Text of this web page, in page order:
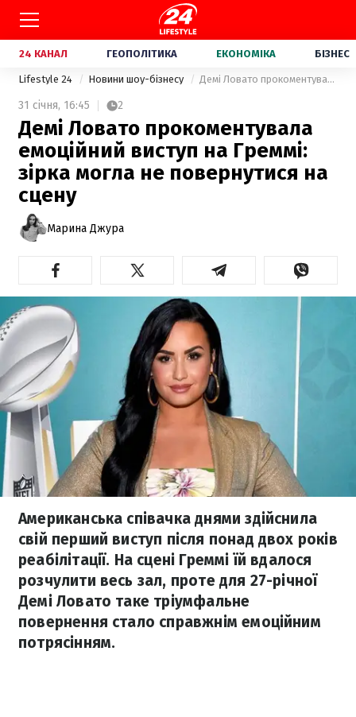
24 КАНАЛ ГЕОПОЛІТИКА ЕКОНОМІКА БІЗНЕС
Lifestyle 24 Новини шоу-бізнесу Демі Ловато прокоментувала емоційний виступ на Греммі: зірка могла не повернутися на сцену
31 січня, 16:45 2
Демі Ловато прокоментувала
емоційний виступ на Греммі:
зірка могла не повернутися на
сцену
Марина Джура
Американська співачка днями здійснила
свій перший виступ після понад двох років
реабілітації. На сцені Греммі їй вдалося
розчулити весь зал, проте для 27-річної
Демі Ловато таке тріумфальне
повернення стало справжнім емоційним
потрясінням.